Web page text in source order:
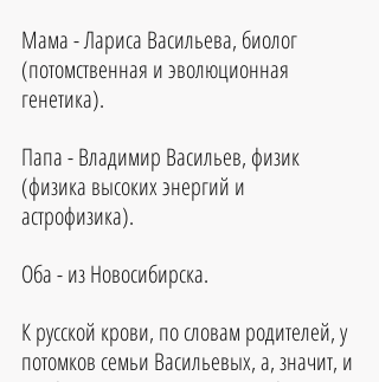
Мама - Лариса Васильева, биолог
(потомственная и эволюционная
генетика).
Папа - Владимир Васильев, физик
(физика высоких энергий и
астрофизика).
Оба - из Новосибирска.
К русской крови, по словам родителей, у
потомков семьи Васильевых, а, значит, и